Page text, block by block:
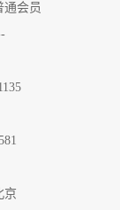
通会员
京